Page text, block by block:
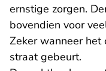
ernstige zorgen.
bovendien voor
Zeker wanneer
straat gebeurt.